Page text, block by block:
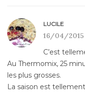
LUCILE
16/04/
C’est
Au Thermomix, 25
les plus grosses.
La saison est